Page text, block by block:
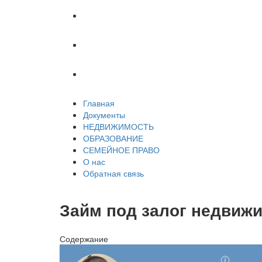
Главная
Документы
НЕДВИЖИМОСТЬ
ОБРАЗОВАНИЕ
СЕМЕЙНОЕ ПРАВО
О нас
Обратная связь
Займ под залог
Содержание